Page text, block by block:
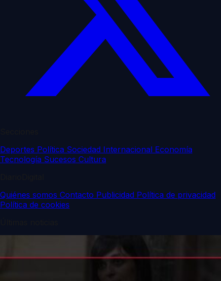
Deportes Política Sociedad Internacional Economía
Tecnología Sucesos Cultura
Quiénes somos Contacto Publicidad Política de privacidad
Política de cookies